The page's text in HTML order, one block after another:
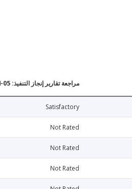
مراجعة تقارير إنجاز التنفيذ: 05-14-1986
Satisfactory
Not Rated
Not Rated
Not Rated